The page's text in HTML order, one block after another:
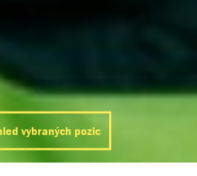
vybraných pozic